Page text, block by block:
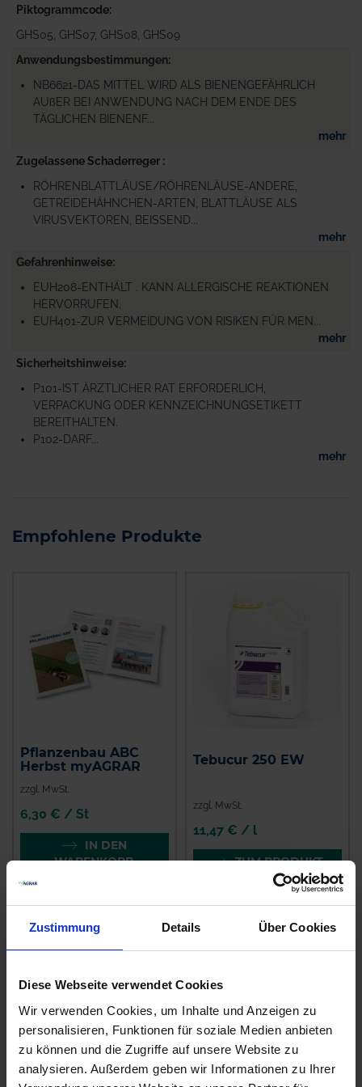
Zustimmung Details Über Cookies
Diese Webseite verwendet Cookies
Wir verwenden Cookies, um Inhalte und Anzeigen zu
personalisieren, Funktionen für soziale Medien anbieten
zu können und die Zugriffe auf unsere Website zu
analysieren. Außerdem geben wir Informationen zu Ihrer
Piktogrammcode
GHS05, GHS07, GHS08, GHS09
Anwendungsbestimmungen
NB6621-DAS MITTEL WIRD ALS BIENENGEFÄHRLICH
AUßER BEI ANWENDUNG NACH DEM ENDE DES
TÄGLICHEN BIENENF...
mehr
Zugelassene Schaderreger
RÖHRENBLATTLÄUSE/RÖHRENLÄUSE-ANDERE,
GETREIDEHÄHNCHEN-ARTEN, BLATTLÄUSE ALS
VIRUSVEKTOREN, BEISSEND...
mehr
Gefahrenhinweise
EUH208-ENTHÄLT . KANN ALLERGISCHE REAKTIONEN
HERVORRUFEN.
EUH401-ZUR VERMEIDUNG VON RISIKEN FÜR MEN...
mehr
Sicherheitshinweise
P101-IST ÄRZTLICHER RAT ERFORDERLICH,
VERPACKUNG ODER KENNZEICHNUNGSETIKETT
BEREITHALTEN.
P102-DARF...
mehr
Empfohlene Produkte
Pflanzenbau ABC
Herbst myAGRAR
zzgl. MwSt.
6,30 € / St
IN DEN
WARENKORB
Tebucur 250 EW
zzgl. MwSt.
11,47 € / l
ZUM PRODUKT
Orius